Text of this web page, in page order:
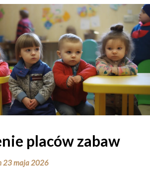
placów zabaw
23 maja 2026